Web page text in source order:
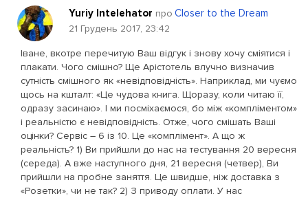
Yuriy Intelehator про Closer to the Dream
21 Грудень 2017, 23:42
Іване, вкотре перечитую Ваш відгук і знову хочу сміятися і
плакати. Чого смішно? Ще Арістотель влучно визначив
сутність смішного як «невідповідність». Наприклад, ми чуємо
щось на кшталт: «Це чудова книга. Щоразу, коли читаю її,
одразу засинаю». І ми посміхаємося, бо між «компліментом»
і реальністю є невідповідність. Отже, чого смішать Ваші
оцінки? Сервіс – 6 із 10. Це «комплімент». А що ж
реальність? 1) Ви прийшли до нас на тестування 20 вересня
(середа). А вже наступного дня, 21 вересня (четвер), Ви
прийшли на пробне заняття. Це швидше, ніж доставка з
«Розетки», чи не так? 2) З приводу оплати. У нас